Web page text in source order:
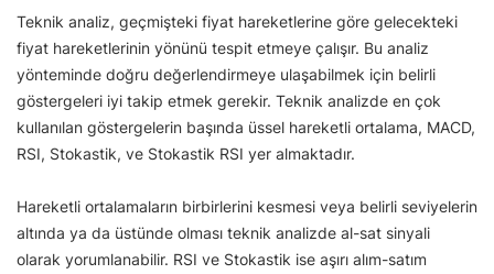
Teknik analiz, geçmişteki fiyat hareketlerine göre gelecekteki
fiyat hareketlerinin yönünü tespit etmeye çalışır. Bu analiz
yönteminde doğru değerlendirmeye ulaşabilmek için belirli
göstergeleri iyi takip etmek gerekir. Teknik analizde en çok
kullanılan göstergelerin başında üssel hareketli ortalama, MACD,
RSI, Stokastik, ve Stokastik RSI yer almaktadır.
Hareketli ortalamaların birbirlerini kesmesi veya belirli seviyelerin
altında ya da üstünde olması teknik analizde al-sat sinyali
olarak yorumlanabilir. RSI ve Stokastik ise aşırı alım-satım